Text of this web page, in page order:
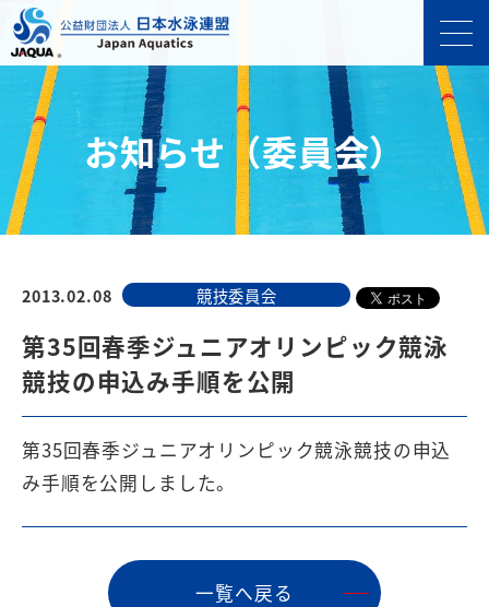
お知らせ（委員会）
2013.02.08 競技委員会
第35回春季ジュニアオリンピック競泳
競技の申込み手順を公開
第35回春季ジュニアオリンピック競泳競技の申込
み手順を公開しました。
⼀覧へ戻る